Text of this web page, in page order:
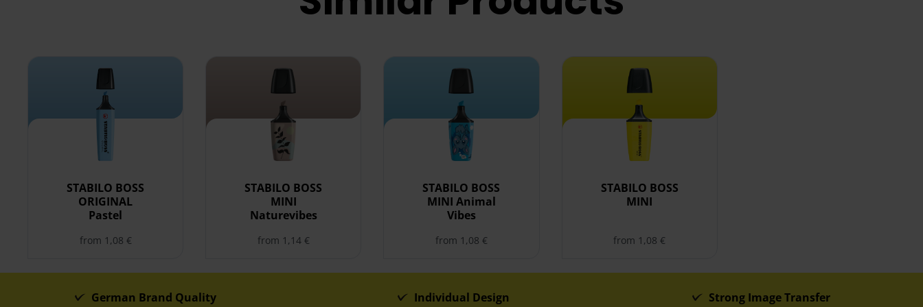
STABILO BOSS
ORIGINAL
Pastel
from 1,08 €
select STABILO BOSS ORIGINAL Pastel
STABILO BOSS
MINI
Naturevibes
from 1,14 €
select STABILO BOSS MINI Naturevibes
STABILO BOSS
MINI Animal
Vibes
from 1,08 €
select STABILO BOSS MINI Animal Vibes
STABILO BOSS
MINI
from 1,08 €
select STABILO BOSS MINI
German Brand Quality Individual Design Strong Image Transfer